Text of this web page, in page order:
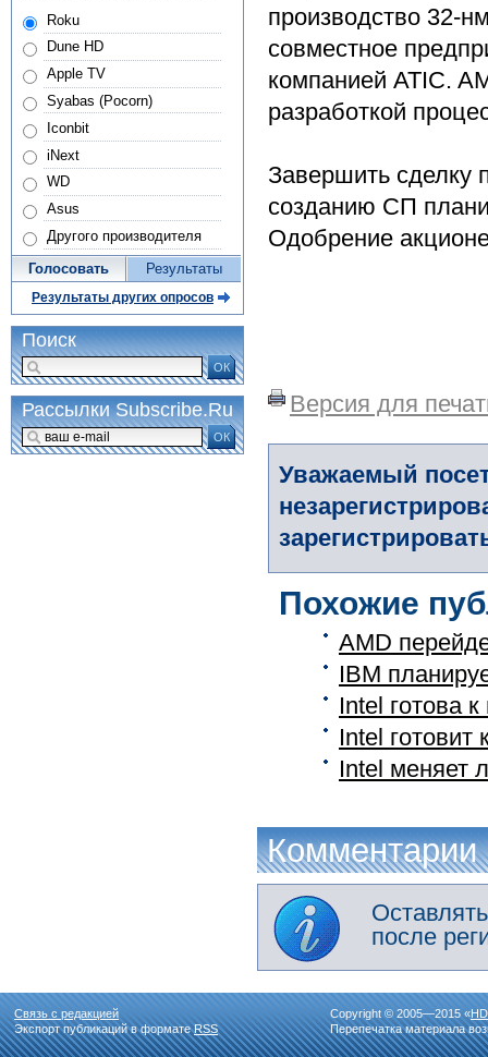
производство 32-
совместное
компанией ATIC.
разработкой
Завершить сделку
созданию СП
Одобрение
Версия для
Уважаемый
Похожие
AMD
IBM
Intel готова
Intel
Intel меняет
Комментарии
после
Roku
Dune HD
Apple TV
Syabas (Pocorn)
Iconbit
iNext
WD
Asus
Другого производителя
Голосовать Результаты
Результаты других опросов
Поиск
ОК
Рассылки Subscribe.Ru
ОК
Связь с редакцией
Экспорт публикаций в форматеRSS
Copyright © 2005—2015 «
Перепечатка материала